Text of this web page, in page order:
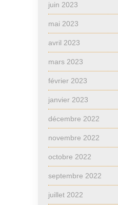
juin 2023
mai 2023
avril 2023
mars 2023
février 2023
janvier 2023
décembre 2022
novembre 2022
octobre 2022
septembre 2022
juillet 2022